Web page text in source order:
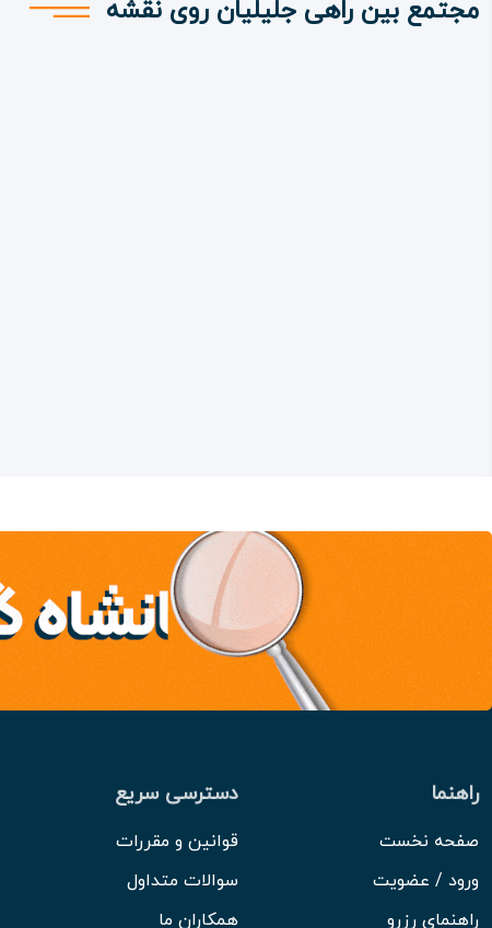
مجتمع بین راهی جلیلیان روی نقشه
راهنما
صفحه نخست
ورود / عضویت
راهنمای رزرو
دسترسی سریع
قوانین و مقررات
سوالات متداول
همکاران ما